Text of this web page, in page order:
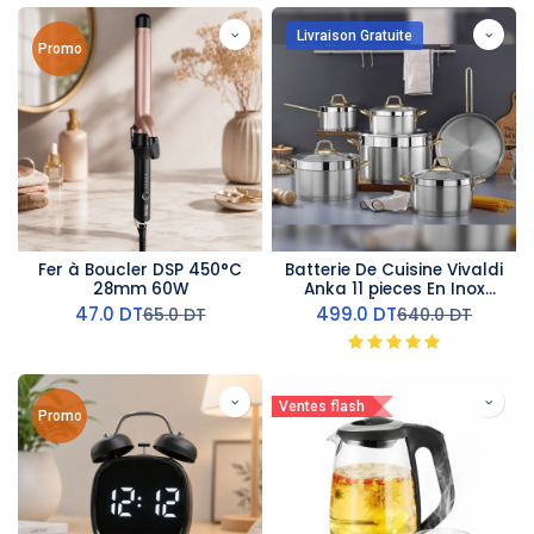
Promo
Fer à Boucler DSP 450°C
28mm 60W
47.0 DT65.0DT
Livraison Gratuite
Batterie De Cuisine Vivaldi
Anka 11 pieces En Inox
18/10 Doré
499.0 DT640.0DT
Promo
Ventes flash